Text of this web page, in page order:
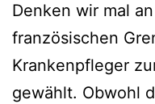
Denken wir mal
französischen
Krankenpfleger
gewählt. Obwohl